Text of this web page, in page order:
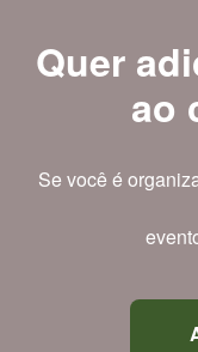
Quer
ao
Se você é